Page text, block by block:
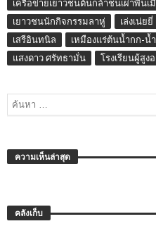
เครือข่ายเยาวชนต้นกล้าชนเผ่าพื้นเ
เยาวชนนักกิจกรรมลาหู่
เล่งเน่ยยี่
เสรีอินทนิล
เหมืองแร่ต้นน้ำกก-น้
แสงดาว ศรัทธามั่น
โรงเรียนผู้สูง
ความเห็นล่าสุด
คลังเก็บ